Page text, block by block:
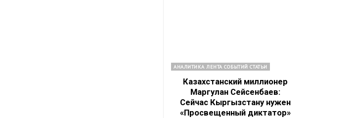
АНАЛИТИКА ЛЕНТА СОБЫТИЙ СТАТЬИ
Казахстанский миллионер
Маргулан Сейсенбаев:
Сейчас Кыргызстану нужен
«Просвещенный диктатор»